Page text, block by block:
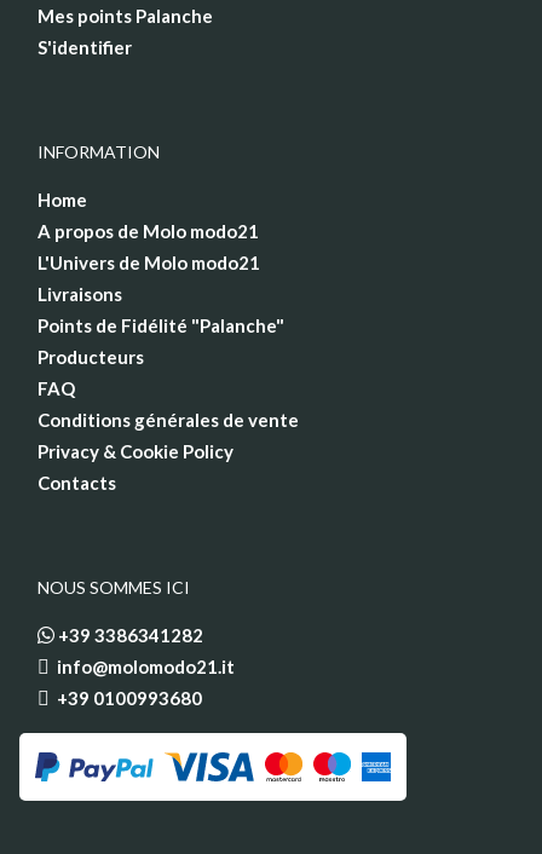
Mes points Palanche
S'identifier
INFORMATION
Home
A propos de Molo modo21
L'Univers de Molo modo21
Livraisons
Points de Fidélité "Palanche"
Producteurs
FAQ
Conditions générales de vente
Privacy & Cookie Policy
Contacts
NOUS SOMMES ICI
+39 3386341282
info@molomodo21.it
+39 0100993680